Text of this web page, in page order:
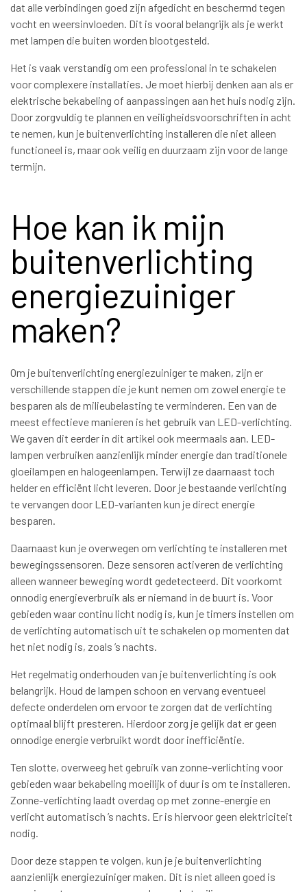
dat alle verbindingen goed zijn afgedicht en beschermd tegen
vocht en weersinvloeden. Dit is vooral belangrijk als je werkt
met lampen die buiten worden blootgesteld.
Het is vaak verstandig om een professional in te schakelen
voor complexere installaties. Je moet hierbij denken aan als er
elektrische bekabeling of aanpassingen aan het huis nodig zijn.
Door zorgvuldig te plannen en veiligheidsvoorschriften in acht
te nemen, kun je buitenverlichting installeren die niet alleen
functioneel is, maar ook veilig en duurzaam zijn voor de lange
termijn.
Hoe kan ik mijn
buitenverlichting
energiezuiniger
maken?
Om je buitenverlichting energiezuiniger te maken, zijn er
verschillende stappen die je kunt nemen om zowel energie te
besparen als de milieubelasting te verminderen. Een van de
meest effectieve manieren is het gebruik van LED-verlichting.
We gaven dit eerder in dit artikel ook meermaals aan. LED-
lampen verbruiken aanzienlijk minder energie dan traditionele
gloeilampen en halogeenlampen. Terwijl ze daarnaast toch
helder en efficiënt licht leveren. Door je bestaande verlichting
te vervangen door LED-varianten kun je direct energie
besparen.
Daarnaast kun je overwegen om verlichting te installeren met
bewegingssensoren. Deze sensoren activeren de verlichting
alleen wanneer beweging wordt gedetecteerd. Dit voorkomt
onnodig energieverbruik als er niemand in de buurt is. Voor
gebieden waar continu licht nodig is, kun je timers instellen om
de verlichting automatisch uit te schakelen op momenten dat
het niet nodig is, zoals ’s nachts.
Het regelmatig onderhouden van je buitenverlichting is ook
belangrijk. Houd de lampen schoon en vervang eventueel
defecte onderdelen om ervoor te zorgen dat de verlichting
optimaal blijft presteren. Hierdoor zorg je gelijk dat er geen
onnodige energie verbruikt wordt door inefficiëntie.
Ten slotte, overweeg het gebruik van zonne-verlichting voor
gebieden waar bekabeling moeilijk of duur is om te installeren.
Zonne-verlichting laadt overdag op met zonne-energie en
verlicht automatisch ’s nachts. Er is hiervoor geen elektriciteit
nodig.
Door deze stappen te volgen, kun je je buitenverlichting
aanzienlijk energiezuiniger maken. Dit is niet alleen goed is